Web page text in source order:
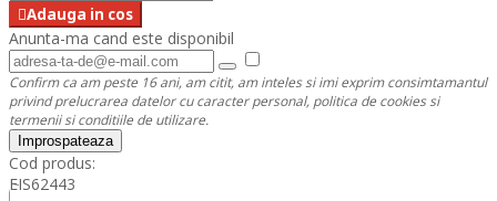
Adauga in cos
Anunta-ma cand este disponibil
Confirm ca am peste 16 ani, am citit, am inteles si imi exprim consimtamantul
privind prelucrarea datelor cu caracter personal, politica de cookies si
termenii si conditiile de utilizare.
Cod produs:
EIS62443